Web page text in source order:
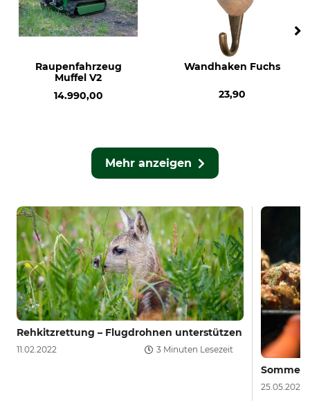
Raupenfahrzeug
Muffel V2
14.990,00
Wandhaken Fuchs
23,90
Mehr anzeigen
Rehkitzrettung – Flugdrohnen unterstützen
11.02.2022 3 Minuten Lesezeit
25.05.2023